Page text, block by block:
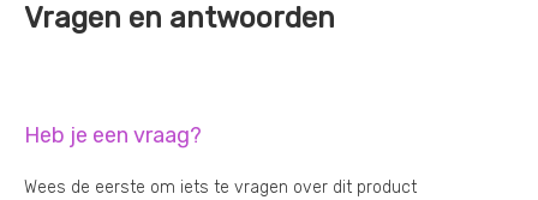
Vragen en antwoorden
Heb je een vraag?
Wees de eerste om iets te vragen over dit product